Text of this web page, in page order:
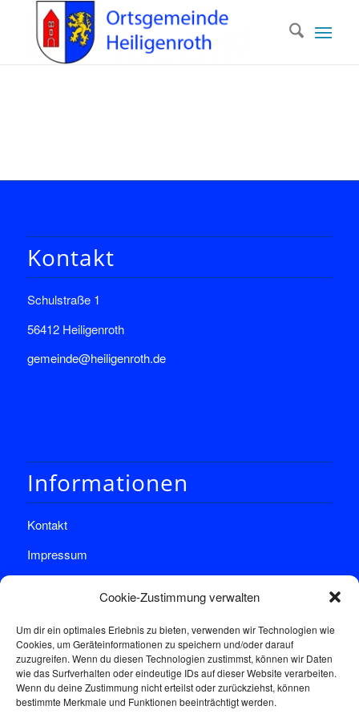
Cookie-Zustimmung verwalten
Um dir ein optimales Erlebnis zu bieten, verwenden wir Technologien wie
Cookies, um Geräteinformationen zu speichern und/oder darauf
zuzugreifen. Wenn du diesen Technologien zustimmst, können wir Daten
wie das Surfverhalten oder eindeutige IDs auf dieser Website verarbeiten.
Wenn du deine Zustimmung nicht erteilst oder zurückziehst, können
bestimmte Merkmale und Funktionen beeinträchtigt werden.
Kontakt
Schulstraße 1
56412 Heiligenroth
gemeinde@heiligenroth.de
Informationen
Kontakt
Impressum
Sprechstunde